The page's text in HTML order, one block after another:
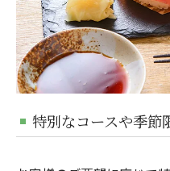
特別なコースや季節